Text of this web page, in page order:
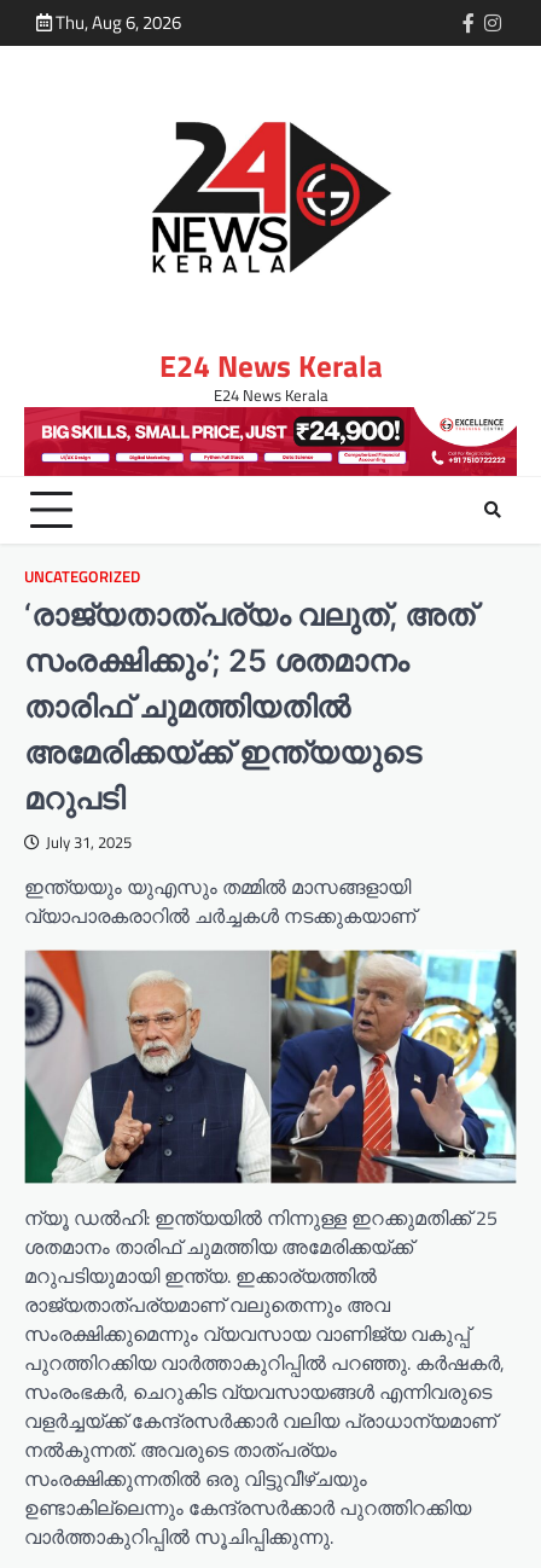
Thu, Aug 6, 2026
E24 News Kerala
E24 News Kerala
UNCATEGORIZED
‘രാജ്യതാത്പര്യം വലുത്, അത്
സംരക്ഷിക്കും’; 25 ശതമാനം
താരിഫ് ചുമത്തിയതിൽ
അമേരിക്കയ്ക്ക് ഇന്ത്യയുടെ
മറുപടി
July 31, 2025
ഇന്ത്യയും യുഎസും തമ്മിൽ മാസങ്ങളായി
വ്യാപാരകരാറിൽ ചർച്ചകൾ നടക്കുകയാണ്
ന്യൂ ഡൽഹി: ഇന്ത്യയിൽ നിന്നുള്ള ഇറക്കുമതിക്ക് 25
ശതമാനം താരിഫ് ചുമത്തിയ അമേരിക്കയ്ക്ക്
മറുപടിയുമായി ഇന്ത്യ. ഇക്കാര്യത്തിൽ
രാജ്യതാത്‌പര്യമാണ് വലുതെന്നും അവ
സംരക്ഷിക്കുമെന്നും വ്യവസായ വാണിജ്യ വകുപ്പ്
പുറത്തിറക്കിയ വാർത്താകുറിപ്പിൽ പറഞ്ഞു. കർഷകർ,
സംരംഭകർ, ചെറുകിട വ്യവസായങ്ങൾ എന്നിവരുടെ
വളർച്ചയ്ക്ക് കേന്ദ്രസർക്കാർ വലിയ പ്രാധാന്യമാണ്
നൽകുന്നത്. അവരുടെ താത്പര്യം
സംരക്ഷിക്കുന്നതിൽ ഒരു വിട്ടുവീഴ്ചയും
ഉണ്ടാകില്ലെന്നും കേന്ദ്രസർക്കാർ പുറത്തിറക്കിയ
വാർത്താകുറിപ്പിൽ സൂചിപ്പിക്കുന്നു.